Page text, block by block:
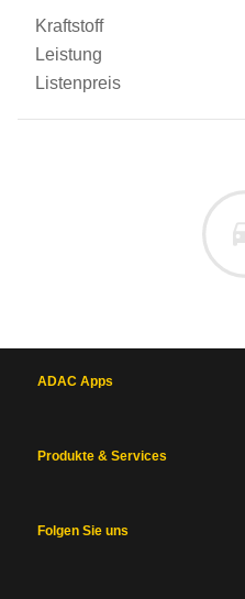
ADAC Apps
Produkte & Services
Folgen Sie uns